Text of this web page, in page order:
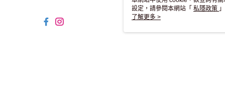
設定，請參閱本網站「 私隱政策
用 cookie。
了解更多 >